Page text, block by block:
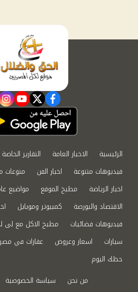
facebook
twitter
الرئيسية الاخبار العامة التقارير الخاصة
فيديوهات متنوعة
اخبار الفن
منوعات
اخبار الرياضة
مطبخ الموقع
مواضيع
الاقتصاد والبورصة
كمبيوتر وموبايل
فيديوهات فضائيات
مطبخ الاكل مع لى
سيارات
اسعار وعروض عقارات في مصر
حظك اليوم
من نحن
سياسة الخصوصية